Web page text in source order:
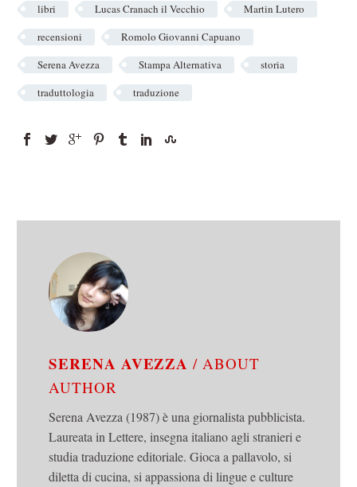
libri
Lucas Cranach il Vecchio
Martin Lutero
recensioni
Romolo Giovanni Capuano
Serena Avezza
Stampa Alternativa
storia
traduttologia
traduzione
SERENA AVEZZA/ ABOUT
AUTHOR
Serena Avezza (1987) è una giornalista pubblicista.
Laureata in Lettere, insegna italiano agli stranieri e
studia traduzione editoriale. Gioca a pallavolo, si
diletta di cucina, si appassiona di lingue e culture